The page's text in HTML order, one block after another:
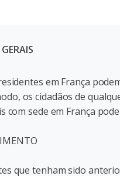
em França
os cidadãos de
com sede em França
que tenham sido